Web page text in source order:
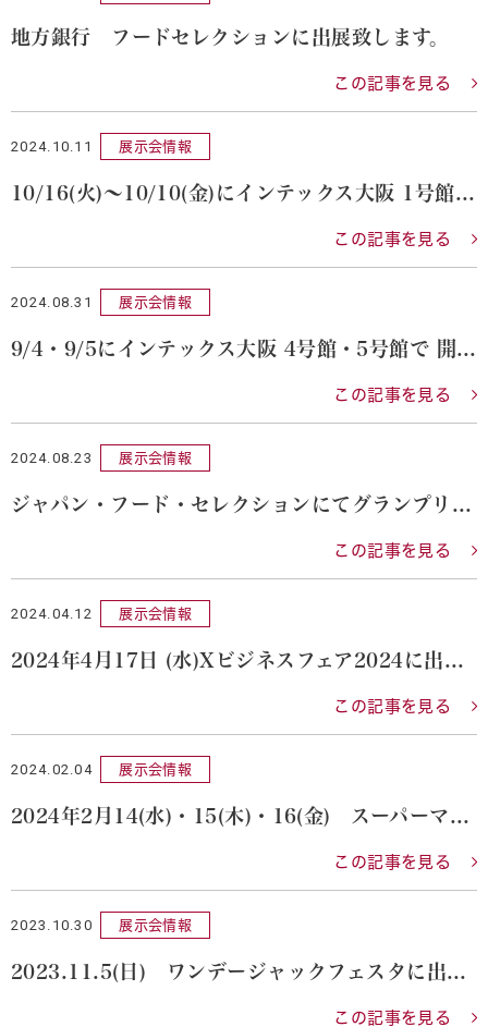
地方銀行 フードセレクションに出展致します。
この記事を見る
2024.10.11 展示会情報
10/16(火)～10/10(金)にインテックス大阪 1号館・2号館で 開催されるファベックス関西2024に出展致します。
この記事を見る
2024.08.31 展示会情報
9/4・9/5にインテックス大阪 4号館・5号館で 開催されるフードストア ソリューションズ フェア2024に出展致します。
この記事を見る
2024.08.23 展示会情報
ジャパン・フード・セレクションにてグランプリを受賞いたしました。
この記事を見る
2024.04.12 展示会情報
2024年4月17日 (水)Xビジネスフェア2024に出展します。
この記事を見る
2024.02.04 展示会情報
2024年2月14(水)・15(木)・16(金) スーパーマーケットトレードショーに出展します。
この記事を見る
2023.10.30 展示会情報
2023.11.5(日) ワンデージャックフェスタに出店します。
この記事を見る